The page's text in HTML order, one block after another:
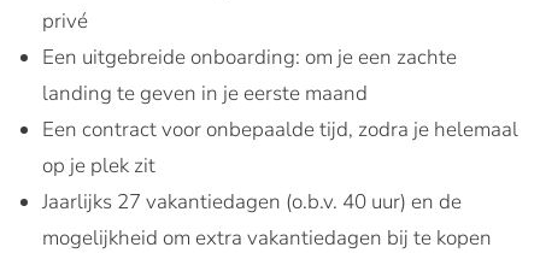
privé
Een uitgebreide onboarding: om je een zachte
landing te geven in je eerste maand
Een contract voor onbepaalde tijd, zodra je helemaal
op je plek zit
Jaarlijks 27 vakantiedagen (o.b.v. 40 uur) en de
mogelijkheid om extra vakantiedagen bij te kopen